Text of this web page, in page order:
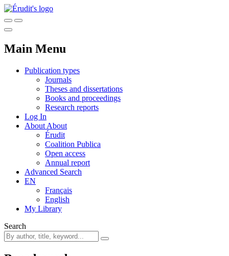
Main Menu
Publication types
Journals
Theses and dissertations
Books and proceedings
Research reports
Log In
About About
Érudit
Coalition Publica
Open access
Annual report
Advanced Search
EN
Français
English
My Library
Search